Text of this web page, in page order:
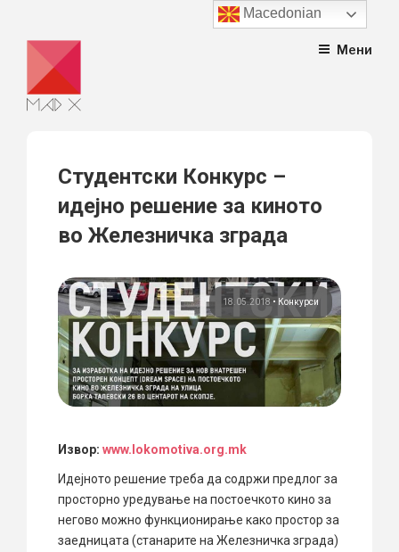
content
Мени
Студентски Конкурс –
идејно решение за киното
во Железничка зграда
18.05.2018 • Конкурси
Извор: www.lokomotiva.org.mk
Идејното решение треба да содржи предлог за
просторно уредување на постоечкото кино за
негово можно функционирање како простор за
заедницата (станарите на Железничка зграда)
Macedonian